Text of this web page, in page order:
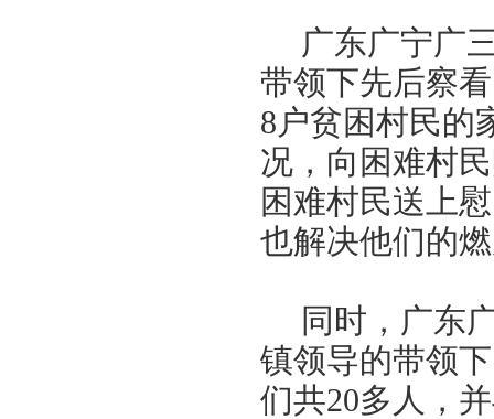
广东广宁广
带领下先后察
8 户贫困村民的
况，向困难村
困难村民送上
也解决他们的
同时，广东
镇领导的带领
们共20多人，